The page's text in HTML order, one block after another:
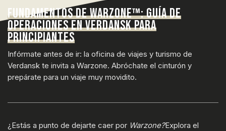
FUNDAMENTOS DE WARZONE™: GUÍA DE
OPERACIONES EN VERDANSK PARA
PRINCIPIANTES
Infórmate antes de ir: la oficina de viajes y turismo de
Verdansk te invita a Warzone. Abróchate el cinturón y
prepárate para un viaje muy movidito.
¿Estás a punto de dejarte caer por Warzone?Explora el